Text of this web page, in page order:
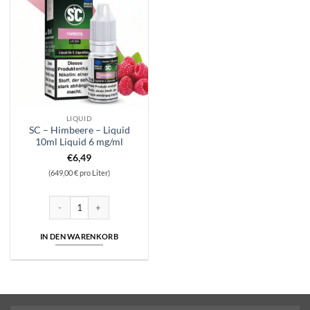
LIQUID
SC – Himbeere – Liquid
10ml Liquid 6 mg/ml
€6,49
(649,00 € pro Liter)
SC - Himbeere - Liquid 10ml Liquid 6 mg/ml Menge
IN DEN WARENKORB